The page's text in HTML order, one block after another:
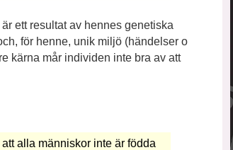
ett resultat av hennes genetiska
för henne, unik miljö (händelser o
kärna mår individen inte bra av att
alla människor inte är födda